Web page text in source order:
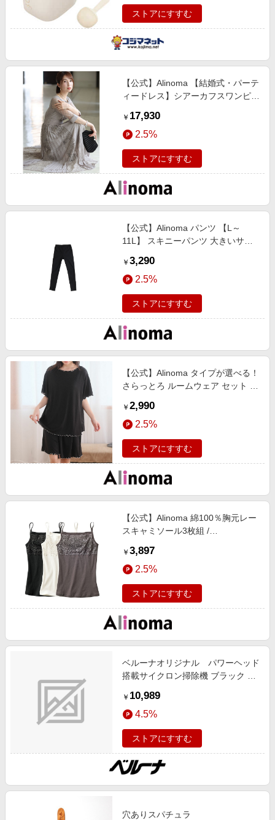
ストアにすすむ
【公式】Alinoma 【結婚式・パーテ
ィードレス】シアーカフスワンピー
レ丈結婚式フォーマル / POUR
VOUS/プールヴー / アイスグレー /
L / アリノマ / ありのま / 大きいサ
イズ / レディース
￥ 17,930
2.5%
ストアにすすむ
【公式】Alinoma パンツ 【L～
11L】 スキニーパンツ 大きいサイ
ルドジャパン / ブラック / 7L / アリ
ノマ / ありのま / 大きいサイズ / レ
ディース
￥ 3,290
2.5%
ストアにすすむ
【公式】Alinoma タイプが選べる！
さらっとろ ルームウェア セット /
リン / ブラック / ノーマルタイ
プ/7L-8L(タグ5) / アリノマ / ありの
ま / 大きいサイズ / レディース
￥ 2,990
2.5%
ストアにすすむ
【公式】Alinoma 綿100％胸元レー
スキャミソール3枚組 /
マイルランド（インナー・下着） /
黒+白+チャコール(プリントネーム)
/ 4L / アリノマ / ありのま / 大きい
サイズ / レディース
￥ 3,897
2.5%
ストアにすすむ
ベルーナオリジナル パワーヘッド
搭載サイクロン掃除機 ブラック ６
立品 ロングセラー,動画あり
￥ 10,989
4.5%
ストアにすすむ
穴ありスパチュラ